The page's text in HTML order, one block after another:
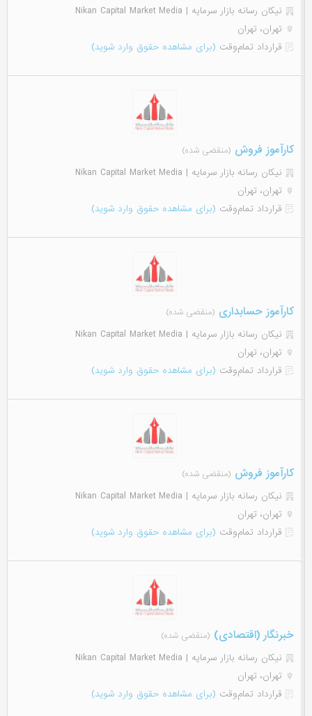
نیکان رسانه بازار سرمایه | Nikan Capital Market Media
تهران، تهران
قرارداد تمام‌وقت (برای مشاهده حقوق وارد شوید)
کارآموز فروش (منقضی شده)
نیکان رسانه بازار سرمایه | Nikan Capital Market Media
تهران، تهران
قرارداد تمام‌وقت (برای مشاهده حقوق وارد شوید)
کارآموز حسابداری (منقضی شده)
نیکان رسانه بازار سرمایه | Nikan Capital Market Media
تهران، تهران
قرارداد تمام‌وقت (برای مشاهده حقوق وارد شوید)
کارآموز فروش (منقضی شده)
نیکان رسانه بازار سرمایه | Nikan Capital Market Media
تهران، تهران
قرارداد تمام‌وقت (برای مشاهده حقوق وارد شوید)
خبرنگار (اقتصادی) (منقضی شده)
نیکان رسانه بازار سرمایه | Nikan Capital Market Media
تهران، تهران
قرارداد تمام‌وقت (برای مشاهده حقوق وارد شوید)